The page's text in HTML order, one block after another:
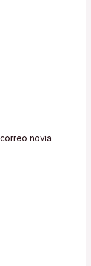
novia